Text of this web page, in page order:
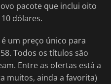
pacote que inclui oito
dólares.
um preço único para
Todos os títulos são
Entre as ofertas está a
muitos, ainda a favorita)